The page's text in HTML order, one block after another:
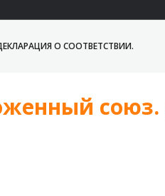
О СООТВЕТСТВИИ.
союз.